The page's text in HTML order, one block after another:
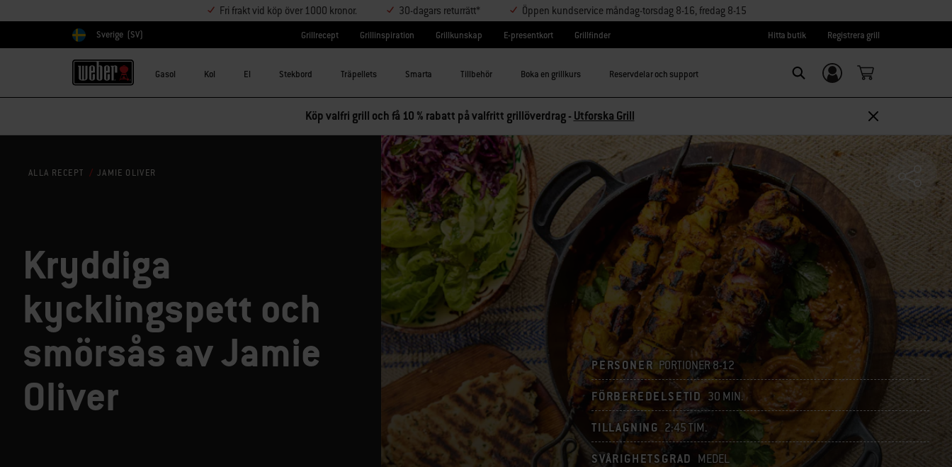
Fri frakt vid köp över 1000 kronor. 30-dagars returrätt* Öppen kundservice måndag-torsdag 8-16, fredag 8-15
Välj land
Sverige (SV) Grillrecept Grillinspiration Grillkunskap E-presentkort Grillfinder Hitta butik Registrera grill
Gasol Kol El Stekbord Träpellets Smarta Tillbehör Boka en grillkurs Reservdelar och support
Logga in/
Registrera dig
Köp valfri grill och få 10 % rabatt på valfritt grillöverdrag - Utforska Grill
ALLA RECEPT JAMIE OLIVER
Kryddiga
kycklingspett och
smörsås av Jamie
Oliver
PERSONER PORTIONER 8-12
FÖRBEREDELSETID 30 MIN.
TILLAGNING 2:45 TIM.
SVÅRIGHETSGRAD MEDEL